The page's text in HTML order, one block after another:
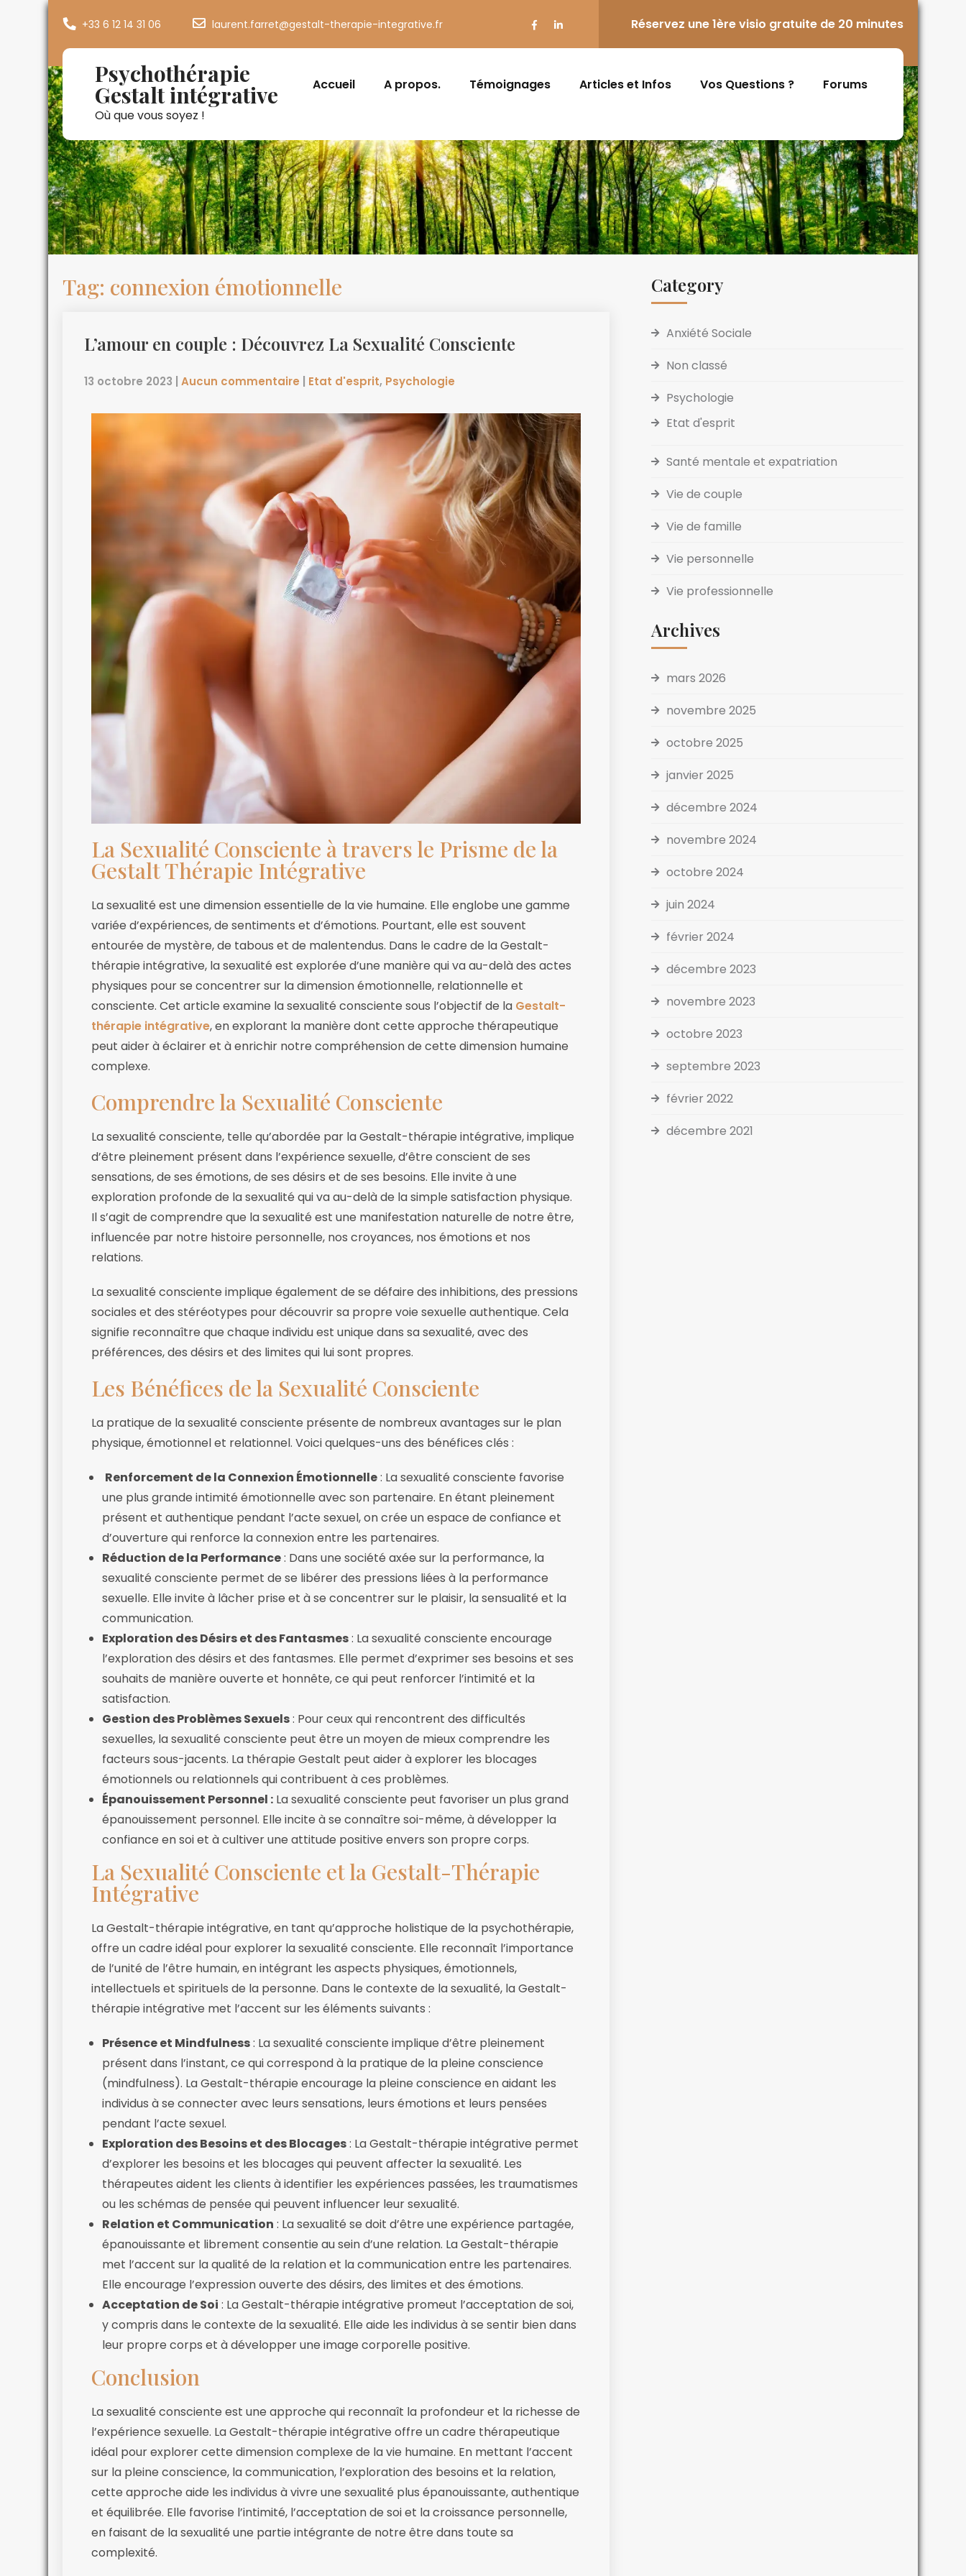
+33 6 12 14 31 06 laurent.farret@gestalt-therapie-integrative.fr Réservez une 1ère visio gratuite de 20 minutes
Psychothérapie
Gestalt intégrative
Où que vous soyez !
Accueil A propos. Témoignages Articles et Infos Vos Questions ? Forums
Tag: connexion émotionnelle
L’amour en couple : Découvrez La Sexualité Consciente
13 octobre 2023 Aucun commentaire Etat d'esprit, Psychologie
La Sexualité Consciente à travers le Prisme de la
Gestalt Thérapie Intégrative
La sexualité est une dimension essentielle de la vie humaine. Elle englobe une gamme
variée d’expériences, de sentiments et d’émotions. Pourtant, elle est souvent
entourée de mystère, de tabous et de malentendus. Dans le cadre de la Gestalt-
thérapie intégrative, la sexualité est explorée d’une manière qui va au-delà des actes
physiques pour se concentrer sur la dimension émotionnelle, relationnelle et
consciente. Cet article examine la sexualité consciente sous l’objectif de la Gestalt-
thérapie intégrative, en explorant la manière dont cette approche thérapeutique
peut aider à éclairer et à enrichir notre compréhension de cette dimension humaine
complexe.
Comprendre la Sexualité Consciente
La sexualité consciente, telle qu’abordée par la Gestalt-thérapie intégrative, implique
d’être pleinement présent dans l’expérience sexuelle, d’être conscient de ses
sensations, de ses émotions, de ses désirs et de ses besoins. Elle invite à une
exploration profonde de la sexualité qui va au-delà de la simple satisfaction physique.
Il s’agit de comprendre que la sexualité est une manifestation naturelle de notre être,
influencée par notre histoire personnelle, nos croyances, nos émotions et nos
relations.
La sexualité consciente implique également de se défaire des inhibitions, des pressions
sociales et des stéréotypes pour découvrir sa propre voie sexuelle authentique. Cela
signifie reconnaître que chaque individu est unique dans sa sexualité, avec des
préférences, des désirs et des limites qui lui sont propres.
Les Bénéfices de la Sexualité Consciente
La pratique de la sexualité consciente présente de nombreux avantages sur le plan
physique, émotionnel et relationnel. Voici quelques-uns des bénéfices clés :
Renforcement de la Connexion Émotionnelle: La sexualité consciente favorise
une plus grande intimité émotionnelle avec son partenaire. En étant pleinement
présent et authentique pendant l’acte sexuel, on crée un espace de confiance et
d’ouverture qui renforce la connexion entre les partenaires.
Réduction de la Performance: Dans une société axée sur la performance, la
sexualité consciente permet de se libérer des pressions liées à la performance
sexuelle. Elle invite à lâcher prise et à se concentrer sur le plaisir, la sensualité et la
communication.
Exploration des Désirs et des Fantasmes: La sexualité consciente encourage
l’exploration des désirs et des fantasmes. Elle permet d’exprimer ses besoins et ses
souhaits de manière ouverte et honnête, ce qui peut renforcer l’intimité et la
satisfaction.
Gestion des Problèmes Sexuels: Pour ceux qui rencontrent des difficultés
sexuelles, la sexualité consciente peut être un moyen de mieux comprendre les
facteurs sous-jacents. La thérapie Gestalt peut aider à explorer les blocages
émotionnels ou relationnels qui contribuent à ces problèmes.
Épanouissement Personnel : La sexualité consciente peut favoriser un plus grand
épanouissement personnel. Elle incite à se connaître soi-même, à développer la
confiance en soi et à cultiver une attitude positive envers son propre corps.
La Sexualité Consciente et la Gestalt-Thérapie
Intégrative
La Gestalt-thérapie intégrative, en tant qu’approche holistique de la psychothérapie,
offre un cadre idéal pour explorer la sexualité consciente. Elle reconnaît l’importance
de l’unité de l’être humain, en intégrant les aspects physiques, émotionnels,
intellectuels et spirituels de la personne. Dans le contexte de la sexualité, la Gestalt-
thérapie intégrative met l’accent sur les éléments suivants :
Présence et Mindfulness: La sexualité consciente implique d’être pleinement
présent dans l’instant, ce qui correspond à la pratique de la pleine conscience
(mindfulness). La Gestalt-thérapie encourage la pleine conscience en aidant les
individus à se connecter avec leurs sensations, leurs émotions et leurs pensées
pendant l’acte sexuel.
Exploration des Besoins et des Blocages: La Gestalt-thérapie intégrative permet
d’explorer les besoins et les blocages qui peuvent affecter la sexualité. Les
thérapeutes aident les clients à identifier les expériences passées, les traumatismes
ou les schémas de pensée qui peuvent influencer leur sexualité.
Relation et Communication : La sexualité se doit d’être une expérience partagée,
épanouissante et librement consentie au sein d’une relation. La Gestalt-thérapie
met l’accent sur la qualité de la relation et la communication entre les partenaires.
Elle encourage l’expression ouverte des désirs, des limites et des émotions.
Acceptation de Soi : La Gestalt-thérapie intégrative promeut l’acceptation de soi,
y compris dans le contexte de la sexualité. Elle aide les individus à se sentir bien dans
leur propre corps et à développer une image corporelle positive.
Conclusion
La sexualité consciente est une approche qui reconnaît la profondeur et la richesse de
l’expérience sexuelle. La Gestalt-thérapie intégrative offre un cadre thérapeutique
idéal pour explorer cette dimension complexe de la vie humaine. En mettant l’accent
sur la pleine conscience, la communication, l’exploration des besoins et la relation,
cette approche aide les individus à vivre une sexualité plus épanouissante, authentique
et équilibrée. Elle favorise l’intimité, l’acceptation de soi et la croissance personnelle,
en faisant de la sexualité une partie intégrante de notre être dans toute sa
complexité.
Category
Anxiété Sociale
Non classé
Psychologie
Etat d'esprit
Santé mentale et expatriation
Vie de couple
Vie de famille
Vie personnelle
Vie professionnelle
Archives
mars 2026
novembre 2025
octobre 2025
janvier 2025
décembre 2024
novembre 2024
octobre 2024
juin 2024
février 2024
décembre 2023
novembre 2023
octobre 2023
septembre 2023
février 2022
décembre 2021